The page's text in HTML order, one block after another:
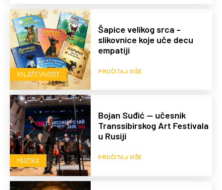
KNJIŽEVNOST
Šapice velikog srca –
slikovnice koje uče decu
empatiji
PROČITAJ VIŠE
MUZIKA
Bojan Suđić — učesnik
Transsibirskog Art Festivala
u Rusiji
PROČITAJ VIŠE